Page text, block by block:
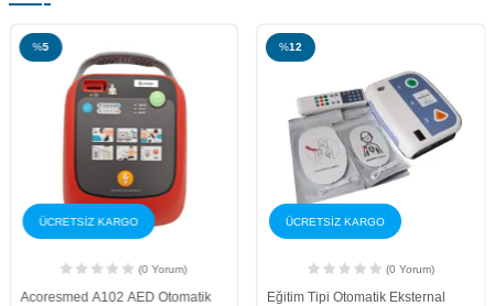
%5
ÜCRETSİZ KARGO
(0 Yorum)
Acoresmed A102 AED Otomatik
%12
ÜCRETSİZ KARGO
(0 Yorum)
Eğitim Tipi Otomatik Eksternal